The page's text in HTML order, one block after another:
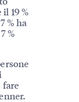
19 %
% ha
%
fare